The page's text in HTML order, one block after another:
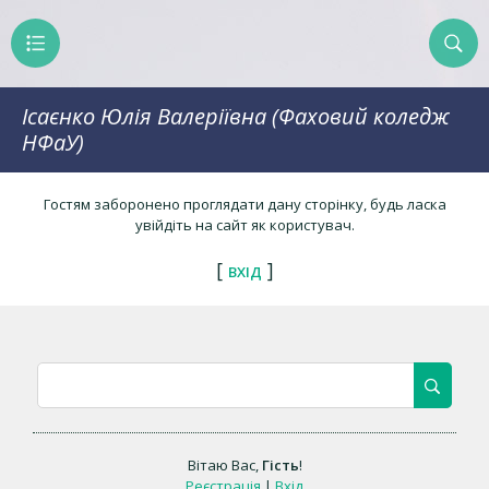
Ісаєнко Юлія Валеріївна (Фаховий коледж
НФаУ)
Гостям заборонено проглядати дану сторінку, будь ласка
увійдіть на сайт як користувач.
[ ВХІД ]
Вітаю Вас, Гість!